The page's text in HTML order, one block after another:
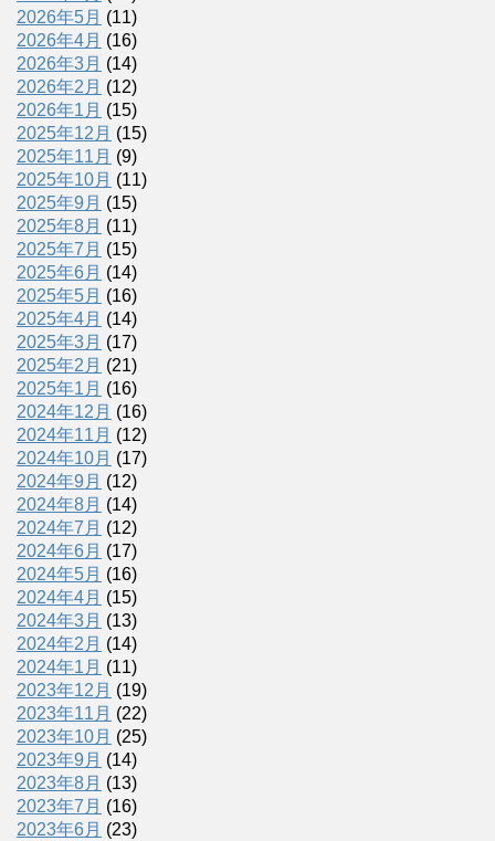
2026年5月 (11)
2026年4月 (16)
2026年3月 (14)
2026年2月 (12)
2026年1月 (15)
2025年12月 (15)
2025年11月 (9)
2025年10月 (11)
2025年9月 (15)
2025年8月 (11)
2025年7月 (15)
2025年6月 (14)
2025年5月 (16)
2025年4月 (14)
2025年3月 (17)
2025年2月 (21)
2025年1月 (16)
2024年12月 (16)
2024年11月 (12)
2024年10月 (17)
2024年9月 (12)
2024年8月 (14)
2024年7月 (12)
2024年6月 (17)
2024年5月 (16)
2024年4月 (15)
2024年3月 (13)
2024年2月 (14)
2024年1月 (11)
2023年12月 (19)
2023年11月 (22)
2023年10月 (25)
2023年9月 (14)
2023年8月 (13)
2023年7月 (16)
2023年6月 (23)